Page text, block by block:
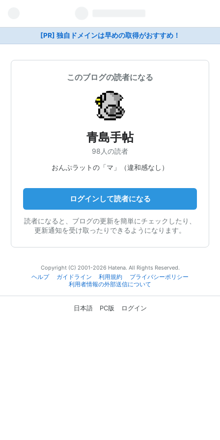
[PR] 独自ドメインは早めの取得がおすすめ！
このブログの読者になる
青島手帖
98人の読者
おんぷラットの「マ」（違和感なし）
ログインして読者になる
読者になると、ブログの更新を簡単にチェックしたり、
更新通知を受け取ったりできるようになります。
Copyright (C) 2001-2026 Hatena. All Rights Reserved.
ヘルプ
ガイドライン 利用規約
プライバシーポリシー
利用者情報の外部送信について
日本語 PC版 ログイン